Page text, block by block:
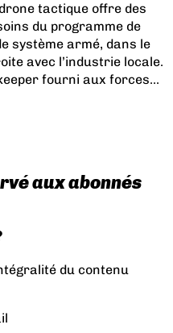
tactique offre des
du programme de
système armé, dans le
avec l’industrie locale.
fourni aux forces...
aux abonnés
du contenu